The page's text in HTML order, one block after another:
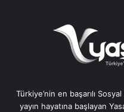
Türkiye’nin en başarılı
yayın hayatına başlayan